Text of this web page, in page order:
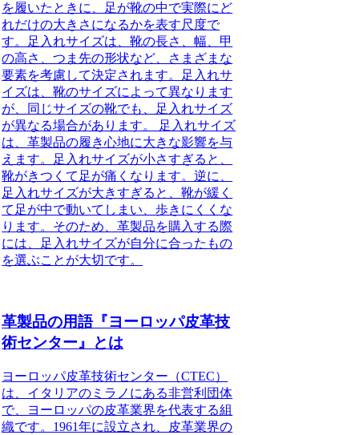
を履いたときに、足が靴の中で実際にど
れだけの大きさになるかを表す尺度で
す。足入れサイズは、靴の長さ、幅、甲
の高さ、つま先の形状など、さまざまな
要素を考慮して決定されます。足入れサ
イズは、靴のサイズによって異なります
が、同じサイズの靴でも、足入れサイズ
が異なる場合があります。 足入れサイズ
は、革製品の履き心地に大きな影響を与
えます。足入れサイズが小さすぎると、
靴がきつくて足が痛くなります。逆に、
足入れサイズが大きすぎると、靴が緩く
て足が中で動いてしまい、歩きにくくな
ります。そのため、革製品を購入する際
には、足入れサイズが自分に合ったもの
を選ぶことが大切です。
革製品の用語『ヨーロッパ皮革技
術センター』とは
ヨーロッパ皮革技術センター（CTEC）
は、イタリアのミラノにある非営利団体
で、ヨーロッパの皮革業界を代表する組
織です。1961年に設立され、皮革業界の